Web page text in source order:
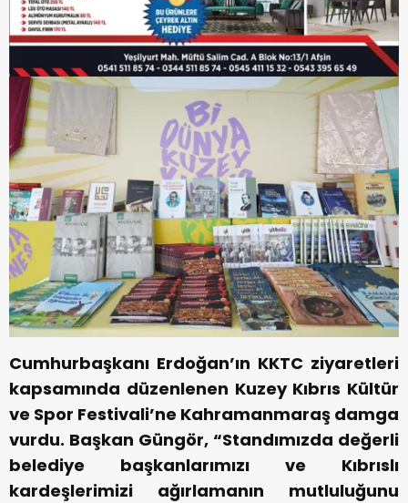
Cumhurbaşkanı Erdoğan’ın KKTC ziyaretleri
kapsamında düzenlenen Kuzey Kıbrıs Kültür
ve Spor Festivali’ne Kahramanmaraş damga
vurdu. Başkan Güngör, “Standımızda değerli
belediye başkanlarımızı ve Kıbrıslı
kardeşlerimizi ağırlamanın mutluluğunu